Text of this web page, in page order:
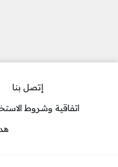
إتصل بنا
اتفاقية وشروط